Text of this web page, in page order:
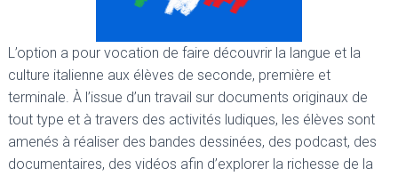
L’option a pour vocation de faire découvrir la langue et la
culture italienne aux élèves de seconde, première et
terminale. À l’issue d’un travail sur documents originaux de
tout type et à travers des activités ludiques, les élèves sont
amenés à réaliser des bandes dessinées, des podcast, des
documentaires, des vidéos afin d’explorer la richesse de la